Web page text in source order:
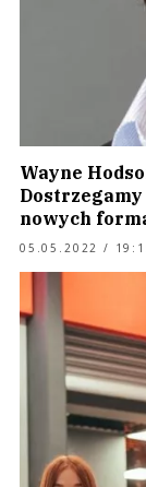
Wayne
nowych
05.05.2022 /